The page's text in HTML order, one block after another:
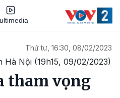
Thứ tư, 16:30, 08/02/2023
Hà Nội (19h15, 09/02/2023)
tham vọng